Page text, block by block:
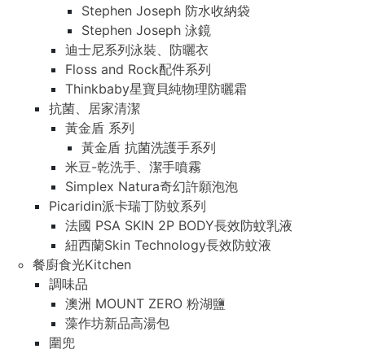
Stephen Joseph 防水收納袋
Stephen Joseph 泳鏡
迪士尼系列泳裝、防曬衣
Floss and Rock配件系列
Thinkbaby星寶貝純物理防曬霜
抗菌、居家清潔
黃金盾 系列
黃金盾 抗菌洗護手系列
米豆-乾洗手、潔手噴霧
Simplex Natura奇幻許願泡泡
Picaridin派卡瑞丁防蚊系列
法國 PSA SKIN 2P BODY長效防蚊乳液
紐西蘭Skin Technology長效防蚊液
餐廚食光Kitchen
調味品
澳洲 MOUNT ZERO 粉湖鹽
藻作坊新品高湯包
圍兜